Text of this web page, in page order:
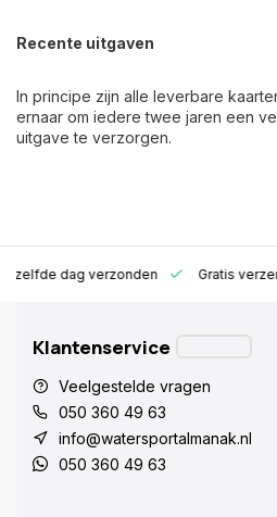
Recente uitgaven
In principe zijn alle leverbare
ernaar om iedere twee jaren een
uitgave te verzorgen.
zelfde dag verzonden Gratis
Klantenservice
Veelgestelde vragen
050 360 49 63
info@watersportalmanak.nl
050 360 49 63